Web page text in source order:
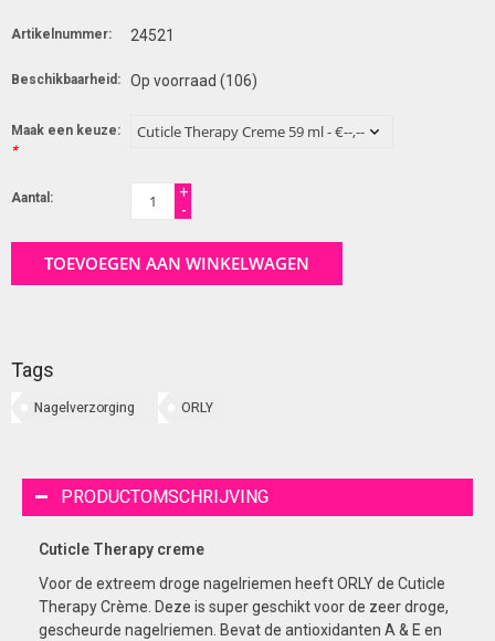
Artikelnummer: 24521
Beschikbaarheid: Op voorraad (106)
Maak een keuze:
*
Aantal:
+
-
TOEVOEGEN AAN WINKELWAGEN
Tags
Nagelverzorging ORLY
PRODUCTOMSCHRIJVING
Cuticle Therapy creme
Voor de extreem droge nagelriemen heeft ORLY de Cuticle
Therapy Crème. Deze is super geschikt voor de zeer droge,
gescheurde nagelriemen. Bevat de antioxidanten A & E en